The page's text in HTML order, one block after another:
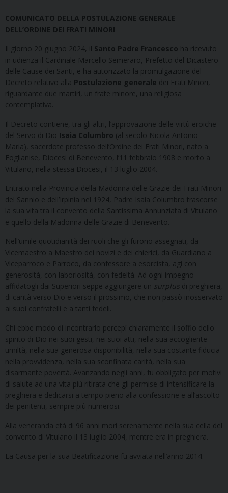
COMUNICATO DELLA POSTULAZIONE GENERALE
DELL’ORDINE DEI FRATI MINORI
Il giorno 20 giugno 2024, il Santo Padre Francesco ha ricevuto
in udienza il Cardinale Marcello Semeraro, Prefetto del Dicastero
delle Cause dei Santi, e ha autorizzato la promulgazione del
Decreto relativo alla Postulazione generale dei Frati Minori,
riguardante due martiri, un frate minore, una religiosa
contemplativa.
Il Decreto contiene, tra gli altri, l’approvazione delle virtù eroiche
del Servo di Dio Isaia Columbro (al secolo Nicola Antonio
Maria), sacerdote professo dell’Ordine dei Frati Minori, nato a
Foglianise, Diocesi di Benevento, l’11 febbraio 1908 e morto a
Vitulano, nella stessa Diocesi, il 13 luglio 2004.
Entrato nella Provincia della Madonna delle Grazie dei Frati Minori
del Sannio e dell’Irpinia nel 1924, Padre Isaia Columbro trascorse
la sua vita tra il convento della Santissima Annunziata di Vitulano
e quello della Madonna delle Grazie di Benevento.
Nell’umile quotidianità dei ruoli che gli furono assegnati, da
Vicemaestro a Maestro dei novizi e dei chierici, da Guardiano a
Viceparroco e Parroco, da confessore a esorcista, agì con
generosità, con laboriosità, con fedeltà. Ad ogni impegno
affidatogli dai Superiori seppe aggiungere un surplus di preghiera,
di carità verso Dio e verso il prossimo, che non passò inosservato
ai suoi confratelli e a tanti fedeli.
Chi ebbe modo di incontrarlo percepì chiaramente il soffio dello
spirito di Dio nei suoi gesti, nei suoi atti, nella sua accogliente
umiltà, nella sua generosa disponibilità, nella sua costante fiducia
nella provvidenza, nella sua sconfinata carità, nella sua
disarmante povertà. Avanzando negli anni, fu obbligato per motivi
di salute ad una vita più ritirata che gli permise di intensificare la
preghiera e dedicarsi a tempo pieno alla confessione e all’ascolto
dei penitenti, sempre più numerosi.
Alla veneranda età di 96 anni morì serenamente nella sua cella del
convento di Vitulano il 13 luglio 2004, mentre era in preghiera.
La Causa per la sua Beatificazione fu avviata nell’anno 2014.